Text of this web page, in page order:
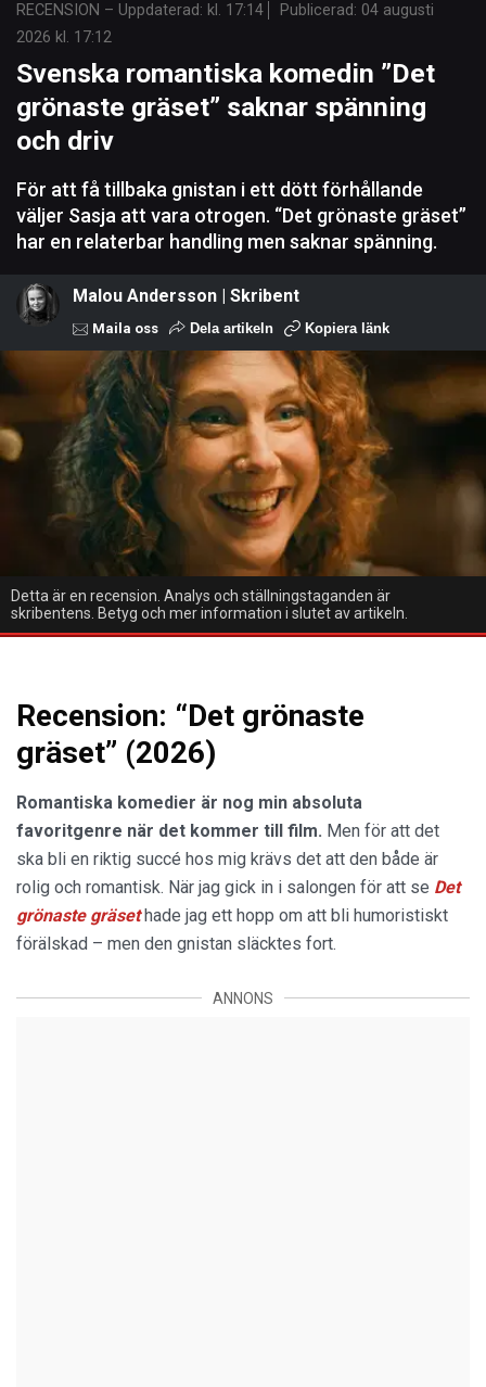
RECENSION – Uppdaterad: kl. 17:14 Publicerad: 04 augusti
2026 kl. 17:12
Svenska romantiska komedin ”Det
grönaste gräset” saknar spänning
och driv
För att få tillbaka gnistan i ett dött förhållande
väljer Sasja att vara otrogen. “Det grönaste gräset”
har en relaterbar handling men saknar spänning.
Malou Andersson | Skribent
Maila oss Dela artikeln Kopiera länk
Detta är en recension. Analys och ställningstaganden är
skribentens. Betyg och mer information i slutet av artikeln.
Recension: “Det grönaste
gräset” (2026)
Romantiska komedier är nog min absoluta
favoritgenre när det kommer till film. Men för att det
ska bli en riktig succé hos mig krävs det att den både är
rolig och romantisk. När jag gick in i salongen för att se Det
grönaste gräsethade jag ett hopp om att bli humoristiskt
förälskad – men den gnistan släcktes fort.
ANNONS